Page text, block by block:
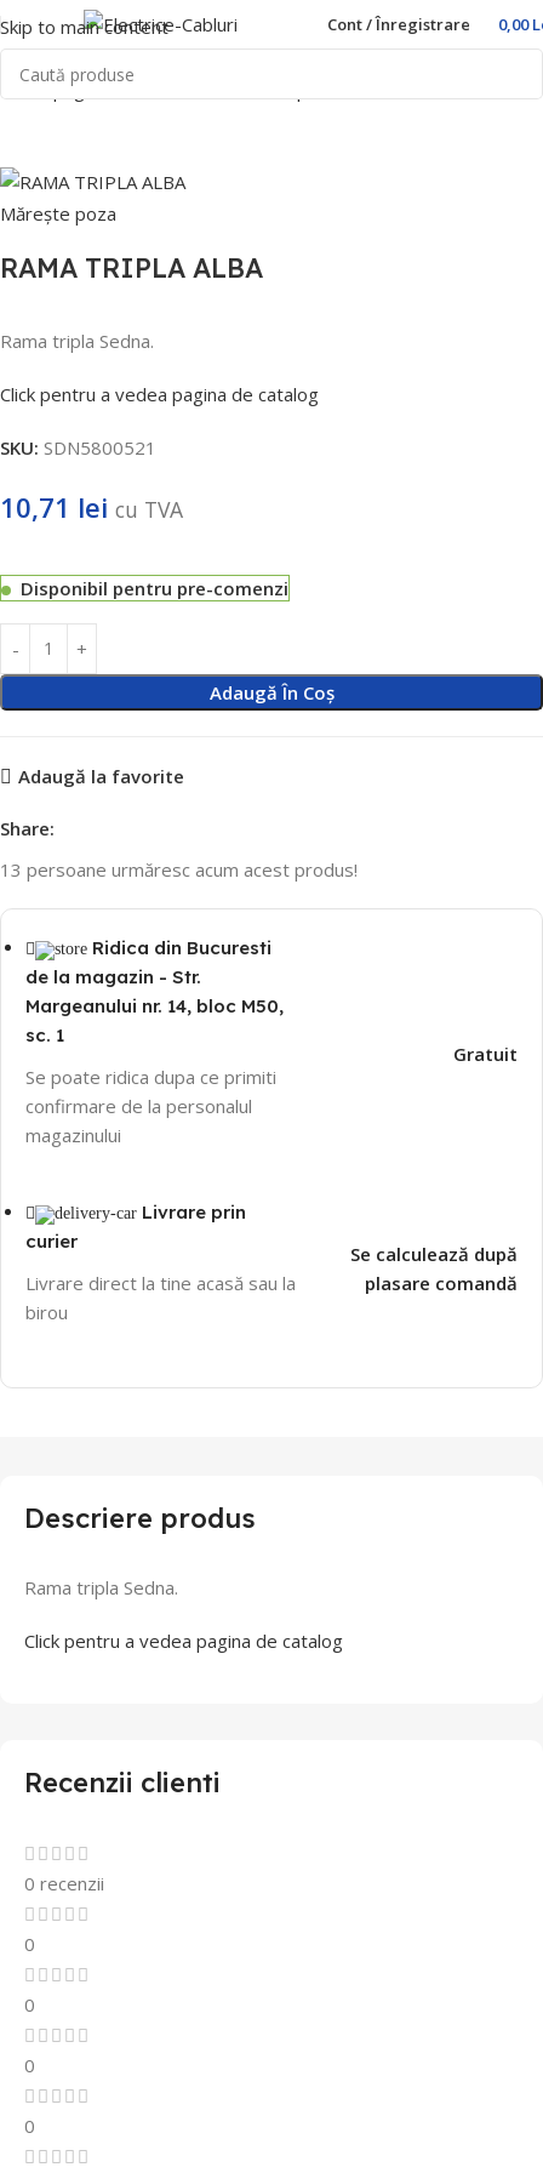
Skip to main content Cont / Înregistrare 0,00
Prima pagină
Mărește poza
RAMA TRIPLA ALBA
Rama tripla Sedna.
Click pentru a vedea pagina de catalog
SKU: SDN5800521
10,71 lei cu TVA
Disponibil pentru pre-comenzi
Adaugă În Coș
Adaugă la favorite
Share:
13 persoane urmăresc acum acest produs!
Ridica din Bucuresti
de la magazin - Str.
Margeanului nr. 14, bloc M50,
sc. 1
Se poate ridica dupa ce primiti
confirmare de la personalul
magazinului
Gratuit
Livrare prin
curier
Livrare direct la tine acasă sau la
birou
Se calculează după
plasare comandă
Descriere produs
Rama tripla Sedna.
Click pentru a vedea pagina de catalog
Recenzii clienti
0 recenzii
0
0
0
0